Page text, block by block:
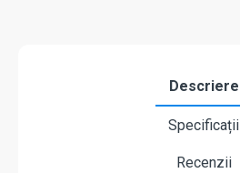
Descriere
Specificații
Recenzii